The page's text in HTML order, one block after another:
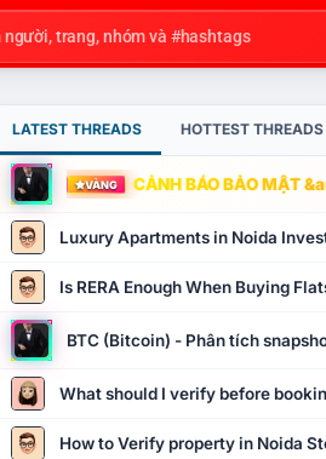
LATEST THREADS HOTTEST THREADS
VÀNG CẢNH BÁO BẢO MẬT
Luxury Apartments in Noida
Is RERA Enough When Buying
BTC (Bitcoin) - Phân tích
What should I verify before
How to Verify property in Noida